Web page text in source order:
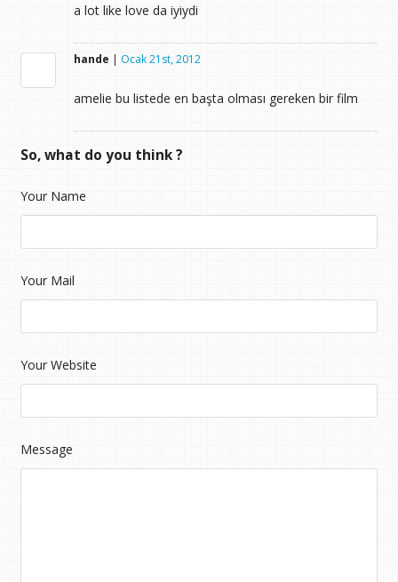
a lot like love da iyiydi
hande | Ocak 21st, 2012
amelie bu listede en başta olması gereken bir film
So, what do you think ?
Your Name
Your Mail
Your Website
Message